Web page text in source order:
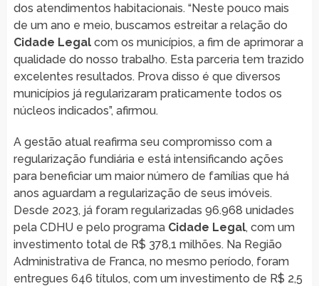
dos atendimentos habitacionais. “Neste pouco mais
de um ano e meio, buscamos estreitar a relação do
Cidade Legalcom os municípios, a fim de aprimorar a
qualidade do nosso trabalho. Esta parceria tem trazido
excelentes resultados. Prova disso é que diversos
municípios já regularizaram praticamente todos os
núcleos indicados”, afirmou.
A gestão atual reafirma seu compromisso com a
regularização fundiária e está intensificando ações
para beneficiar um maior número de famílias que há
anos aguardam a regularização de seus imóveis.
Desde 2023, já foram regularizadas 96.968 unidades
pela CDHU e pelo programa Cidade Legal, com um
investimento total de R$ 378,1 milhões. Na Região
Administrativa de Franca, no mesmo período, foram
entregues 646 títulos, com um investimento de R$ 2,5